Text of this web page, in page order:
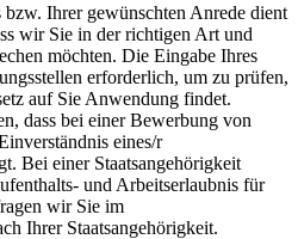
Ihrer gewünschten Anrede dient
wir Sie in der richtigen Art und
möchten. Die Eingabe Ihres
erforderlich, um zu prüfen,
auf Sie Anwendung findet.
dass bei einer Bewerbung von
eines/r
Bei einer Staatsangehörigkeit
und Arbeitserlaubnis für
wir Sie im
Ihrer Staatsangehörigkeit.